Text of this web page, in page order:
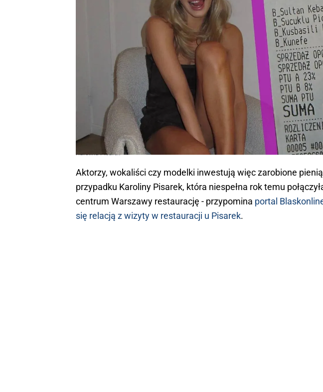
Karolina Pisarek
Aktorzy, wokaliści czy modelki inwestują więc zarobione
przypadku Karoliny Pisarek, która niespełna rok temu
centrum Warszawy restaurację - przypomina portal
się relacją z wizyty w restauracji u Pisarek.